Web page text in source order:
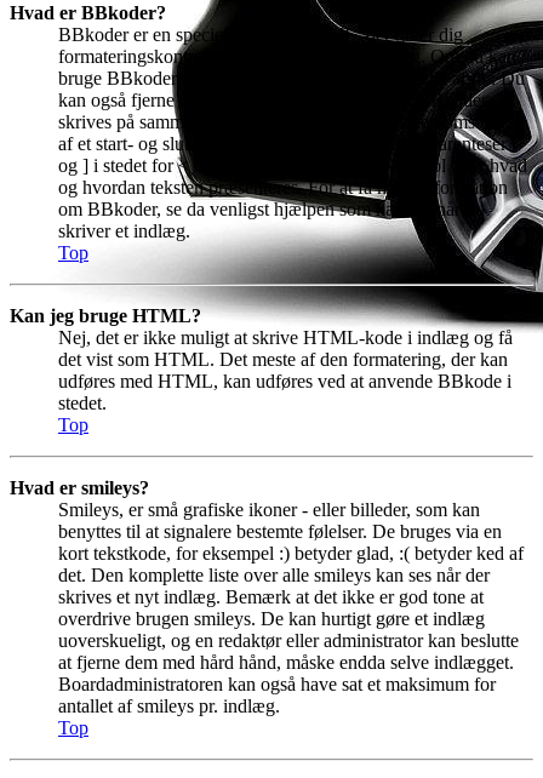
Hvad er BBkoder?
BBkoder er en speciel form for HTML, der giver dig
formateringskontrol over visse dele af et indlæg. Om du kan
bruge BBkoder er noget administratoren af boardet afgør. Du
kan også fjerne muligheden for dette pr. emne. BBkoder
skrives på samme måde som HTML, hvor teksten omsluttes
af et start- og sluttag, koderne er omsluttet af hakparenteser [
og ] i stedet for < og > og de tilbyder større kontrol over hvad
og hvordan teksten præsenteres. For at få mere information
om BBkoder, se da venligst hjælpen som kan ses når du
skriver et indlæg.
Top
Kan jeg bruge HTML?
Nej, det er ikke muligt at skrive HTML-kode i indlæg og få
det vist som HTML. Det meste af den formatering, der kan
udføres med HTML, kan udføres ved at anvende BBkode i
stedet.
Top
Hvad er smileys?
Smileys, er små grafiske ikoner - eller billeder, som kan
benyttes til at signalere bestemte følelser. De bruges via en
kort tekstkode, for eksempel :) betyder glad, :( betyder ked af
det. Den komplette liste over alle smileys kan ses når der
skrives et nyt indlæg. Bemærk at det ikke er god tone at
overdrive brugen smileys. De kan hurtigt gøre et indlæg
uoverskueligt, og en redaktør eller administrator kan beslutte
at fjerne dem med hård hånd, måske endda selve indlægget.
Boardadministratoren kan også have sat et maksimum for
antallet af smileys pr. indlæg.
Top